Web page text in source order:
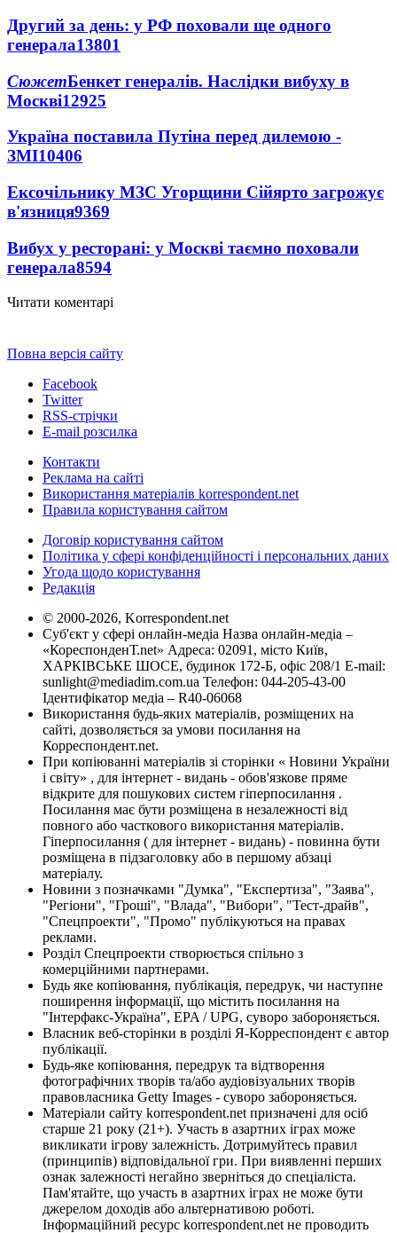
Другий за день: у РФ поховали ще одного
генерала13801
СюжетБенкет генералів. Наслідки вибуху в
Москві12925
Україна поставила Путіна перед дилемою -
ЗМІ10406
Ексочільнику МЗС Угорщини Сійярто загрожує
в'язниця9369
Вибух у ресторані: у Москві таємно поховали
генерала8594
Читати коментарі
Повна версія сайту
Facebook
Twitter
RSS-стрічки
E-mail розсилка
Контакти
Реклама на сайті
Використання матеріалів korrespondent.net
Правила користування сайтом
Договір користування сайтом
Політика у сфері конфіденційності і персональних даних
Угода щодо користування
Редакція
© 2000-2026, Korrespondent.net
Суб'єкт у сфері онлайн-медіа Назва онлайн-медіа –
«КореспонденТ.net» Адреса: 02091, місто Київ,
ХАРКІВСЬКЕ ШОСЕ, будинок 172-Б, офіс 208/1 E-mail:
sunlight@mediadim.com.ua Телефон: 044-205-43-00
Ідентифікатор медіа – R40-06068
Використання будь-яких матеріалів, розміщених на
сайті, дозволяється за умови посилання на
Корреспондент.net.
При копіюванні матеріалів зі сторінки « Новини України
і світу» , для інтернет - видань - обов'язкове пряме
відкрите для пошукових систем гіперпосилання .
Посилання має бути розміщена в незалежності від
повного або часткового використання матеріалів.
Гіперпосилання ( для інтернет - видань) - повинна бути
розміщена в підзаголовку або в першому абзаці
матеріалу.
Новини з позначками "Думка", "Експертиза", "Заява",
"Регіони", "Гроші", "Влада", "Вибори", "Тест-драйв",
"Спецпроекти", "Промо" публікуються на правах
реклами.
Розділ Спецпроекти створюється спільно з
комерційними партнерами.
Будь яке копіювання, публікація, передрук, чи наступне
поширення інформації, що містить посилання на
"Інтерфакс-Україна", EPA / UPG, суворо забороняється.
Власник веб-сторінки в розділі Я-Корреспондент є автор
публікації.
Будь-яке копіювання, передрук та відтворення
фотографічних творів та/або аудіовізуальних творів
правовласника Getty Images - суворо забороняється.
Матеріали сайту korrespondent.net призначені для осіб
старше 21 року (21+). Участь в азартних іграх може
викликати ігрову залежність. Дотримуйтесь правил
(принципів) відповідальної гри. При виявленні перших
ознак залежності негайно зверніться до спеціаліста.
Пам'ятайте, що участь в азартних іграх не може бути
джерелом доходів або альтернативою роботі.
Інформаційний ресурс korrespondent.net не проводить